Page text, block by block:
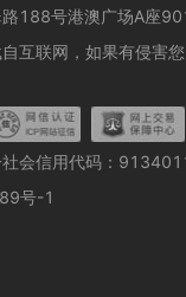
路188号港澳广场A座
互联网，如果有侵害
会信用代码：
号-1